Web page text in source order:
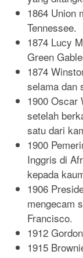
1864 Union
Tennessee.
1874 Lucy
Green
1874
selama dan
1900 Oscar
setelah
satu dari
1900
Inggris di
kepada
1906
mengecam
Francisco.
1912
1915